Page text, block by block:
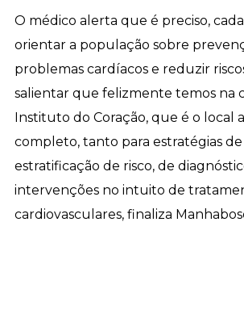
O médico alerta que é preciso,
orientar a população sobre
problemas cardíacos e reduzir
salientar que felizmente temos na
Instituto do Coração, que é o local
completo, tanto para estratégias
estratificação de risco, de
intervenções no intuito de
cardiovasculares, finaliza